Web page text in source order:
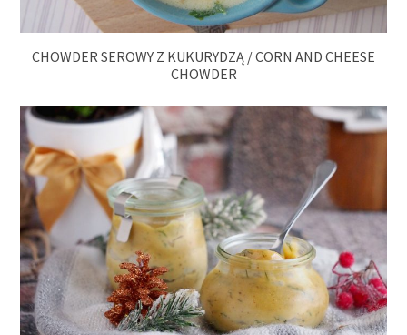
CHOWDER SEROWY Z KUKURYDZĄ / CORN AND CHEESE
CHOWDER